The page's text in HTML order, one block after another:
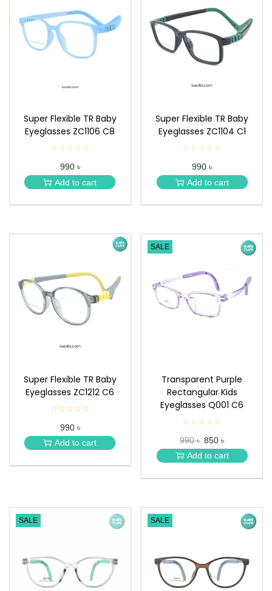
Super Flexible TR Baby
Eyeglasses ZC1106 C8
☆☆☆☆☆
★
★
★
990 ৳
Add to cart
Super Flexible TR Baby
Eyeglasses ZC1104 C1
☆☆☆☆☆
★
★
★
990 ৳
Add to cart
Super Flexible TR Baby
Eyeglasses ZC1212 C6
☆☆☆☆☆
★
★
★
990 ৳
Add to cart
SALE
Transparent Purple
Rectangular Kids
Eyeglasses Q001 C6
☆☆☆☆☆
★
★
★
★
990 ৳ 850 ৳
Add to cart
SALE SALE